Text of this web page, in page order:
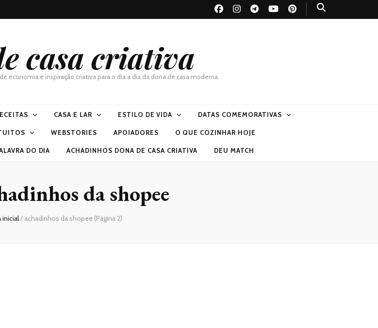
casa criativa
economia e inspiração criativa para o dia a dia da dona de casa moderna.
CASA E LAR ESTILO DE VIDA DATAS COMEMORATIVAS
WEBSTORIES APOIADORES O QUE COZINHAR HOJE
DO DIA ACHADINHOS DONA DE CASA CRIATIVA DEU MATCH
da shopee
inicial/ achadinhos da shopee (Página 2)